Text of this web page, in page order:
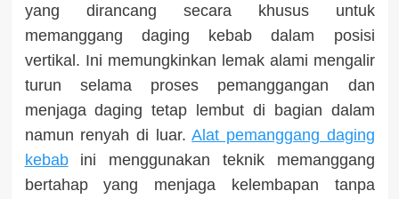
yang dirancang secara khusus untuk
memanggang daging kebab dalam posisi
vertikal. Ini memungkinkan lemak alami mengalir
turun selama proses pemanggangan dan
menjaga daging tetap lembut di bagian dalam
namun renyah di luar.Alat pemanggang daging
kebabini menggunakan teknik memanggang
bertahap yang menjaga kelembapan tanpa